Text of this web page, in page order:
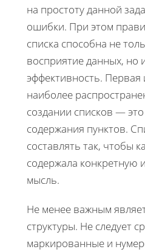
на простоту данной
ошибки. При этом
списка способна не
восприятие данных, но
эффективность. Первая
наиболее
создании списков —
содержания пунктов.
составлять так, чтобы
содержала конкретную
мысль.
Не менее важным
структуры. Не следует
маркированные и